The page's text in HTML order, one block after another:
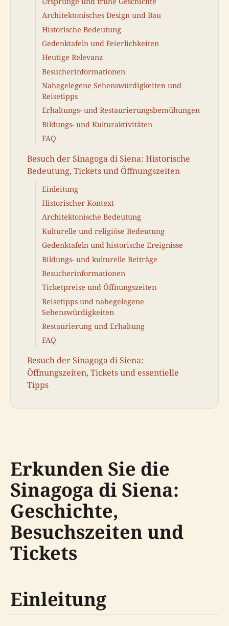
Architektonisches Design und Bau
Historische Bedeutung
Gedenktafeln und Feierlichkeiten
Heutige Relevanz
Besucherinformationen
Nahegelegene Sehenswürdigkeiten und
Reisetipps
Erhaltungs- und Restaurierungsbemühungen
Bildungs- und Kulturaktivitäten
FAQ
Besuch der Sinagoga di Siena: Historische
Bedeutung, Tickets und Öffnungszeiten
Einleitung
Historischer Kontext
Architektonische Bedeutung
Kulturelle und religiöse Bedeutung
Gedenktafeln und historische Ereignisse
Bildungs- und kulturelle Beiträge
Besucherinformationen
Ticketpreise und Öffnungszeiten
Reisetipps und nahegelegene
Sehenswürdigkeiten
Restaurierung und Erhaltung
FAQ
Besuch der Sinagoga di Siena:
Öffnungszeiten, Tickets und essentielle
Tipps
Erkunden Sie die
Sinagoga di Siena:
Geschichte,
Besuchszeiten und
Tickets
Einleitung